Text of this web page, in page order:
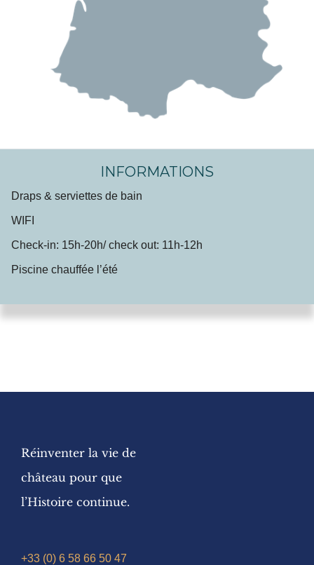
INFORMATIONS
Draps & serviettes de bain
WIFI
Check-in: 15h-20h/ check out: 11h-12h
Piscine chauffée l’été
Réinventer la vie de
château pour que
l’Histoire continue.
+33 (0) 6 58 66 50 47